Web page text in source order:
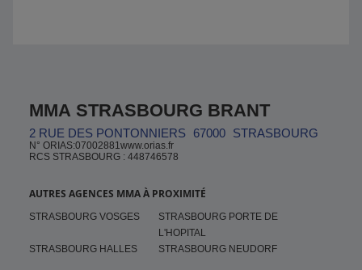
MMA STRASBOURG BRANT
2 RUE DES PONTONNIERS 67000 STRASBOURG
N° ORIAS:07002881www.orias.fr
RCS STRASBOURG : 448746578
AUTRES AGENCES MMA À PROXIMITÉ
STRASBOURG VOSGES
STRASBOURG PORTE DE
L'HOPITAL
STRASBOURG HALLES
STRASBOURG NEUDORF